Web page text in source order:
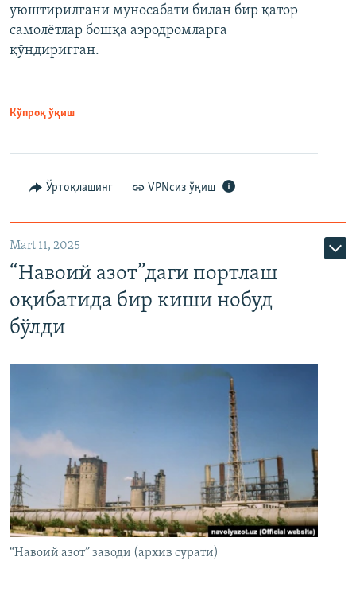
уюштирилгани муносабати билан бир қатор
самолётлар бошқа аэродромларга
қўндиригган.
Кўпроқ ўқиш
Ўртоқлашинг VPNсиз ўқиш
Mart 11, 2025
“Навоий азот”даги портлаш
оқибатида бир киши нобуд
бўлди
“Навоий азот” заводи (архив сурати)